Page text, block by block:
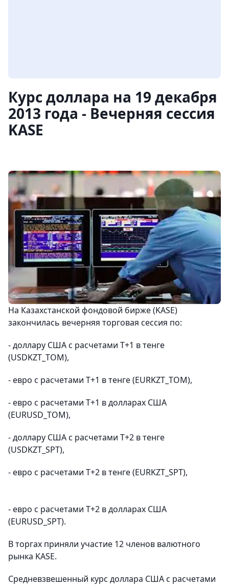
Курс доллара на 19 декабря
2013 года - Вечерняя сессия
KASE
На Казахстанской фондовой бирже (KASE)
закончилась вечерняя торговая сессия по:
- доллару США с расчетами Т+1 в тенге
(USDKZT_TOM),
- евро с расчетами Т+1 в тенге (EURKZT_TOM),
- евро с расчетами Т+1 в долларах США
(EURUSD_TOM),
- доллару США с расчетами Т+2 в тенге
(USDKZT_SPT),
- евро с расчетами Т+2 в тенге (EURKZT_SPT),
- евро с расчетами Т+2 в долларах США
(EURUSD_SPT).
В торгах приняли участие 12 членов валютного
рынка KASE.
Средневзвешенный курс доллара США с расчетами